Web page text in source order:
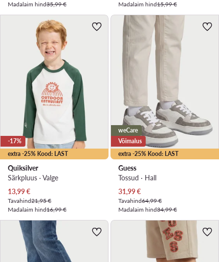
Madalaim hind35,99 €
Madalaim hind15,99 €
extra -25% Kood: LAST
-17%
Quiksilver
Särkpluus · Valge
Praegune hind
13,99€
Tavahind21,95 €
Madalaim hind16,99 €
extra -25% Kood: LAST
weCare
Võimalus
Guess
Tossud · Hall
Praegune hind
31,99€
Tavahind64,99 €
Madalaim hind34,99 €